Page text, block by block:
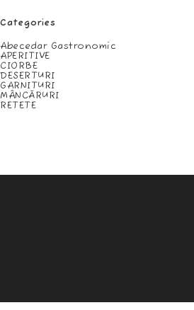
Categories
Abecedar Gastronomic
APERITIVE
CIORBE
DESERTURI
GARNITURI
MÂNCĂRURI
RETETE